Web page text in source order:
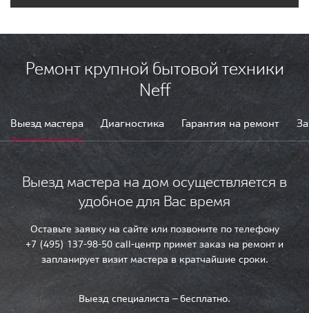
Ремонт крупной бытовой техники
Neff
Выезд мастера Диагностика Гарантия на ремонт
Выезд мастера на дом осуществляется в
удобное для Вас время
Оставьте заявку на сайте или позвоните по телефону
+7 (495) 137-98-50 call-центр примет заказ на ремонт и
запланирует визит мастера в кратчайшие сроки.
Выезд специалиста — бесплатно.